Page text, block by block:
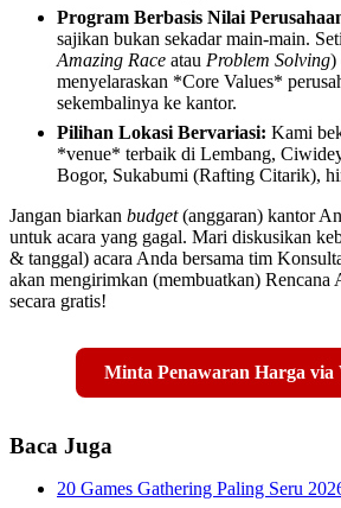
Program Berbasis Nilai
sajikan bukan sekadar main-main.
Amazing Race atau Problem Solving)
menyelaraskan *Core Values*
sekembalinya ke kantor.
Pilihan Lokasi Bervariasi: Kami
*venue* terbaik di Lembang,
Bogor, Sukabumi (Rafting Citarik),
Jangan biarkan budget(anggaran) kantor
untuk acara yang gagal. Mari diskusikan
& tanggal) acara Anda bersama tim
akan mengirimkan (membuatkan)
secara gratis!
Minta Penawaran Harga via
Baca Juga
20 Games Gathering Paling Seru